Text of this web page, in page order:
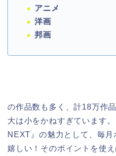
アニメ
洋画
邦画
の作品数も多く、計18万作
大は小をかねすぎています
NEXT』の魅力として、毎
嬉しい！そのポイントを使